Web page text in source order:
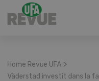
Home Revue UFA >
Väderstad investit dans la